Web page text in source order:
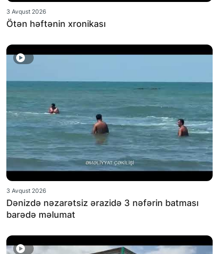
3 Avqust 2026
Ötən həftənin xronikası
3 Avqust 2026
Dənizdə nəzarətsiz ərazidə 3 nəfərin batması
barədə məlumat